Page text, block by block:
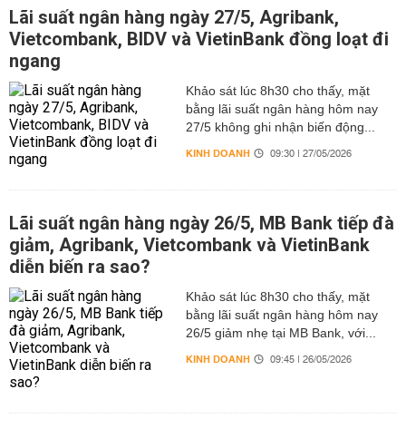
Lãi suất ngân hàng ngày 27/5, Agribank,
Vietcombank, BIDV và VietinBank đồng loạt đi
ngang
Khảo sát lúc 8h30 cho thấy, mặt
bằng lãi suất ngân hàng hôm nay
27/5 không ghi nhận biến động...
KINH DOANH 09:30 | 27/05/2026
Lãi suất ngân hàng ngày 26/5, MB Bank tiếp đà
giảm, Agribank, Vietcombank và VietinBank
diễn biến ra sao?
Khảo sát lúc 8h30 cho thấy, mặt
bằng lãi suất ngân hàng hôm nay
26/5 giảm nhẹ tại MB Bank, với...
KINH DOANH 09:45 | 26/05/2026